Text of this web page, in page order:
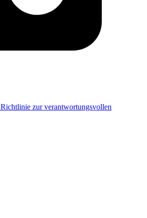
Richtlinie zur verantwortungsvollen